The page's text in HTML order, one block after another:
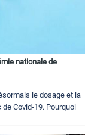
nationale de
le dosage et la
Covid-19. Pourquoi